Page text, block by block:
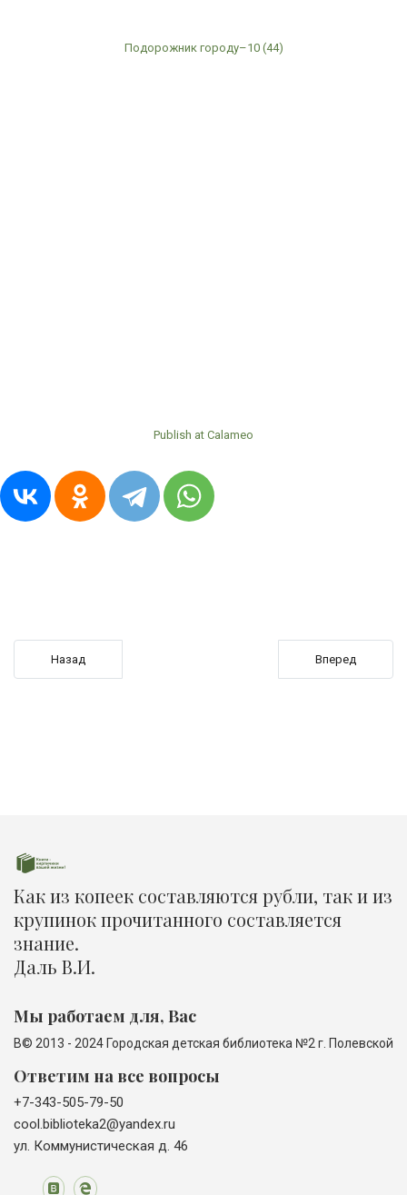
Подорожник городу–10 (44)
Publish at Calameo
Предыдущий: Подорожник городу 45
Назад Следующий:
Вперед
Как из копеек составляются рубли, так и из
крупинок прочитанного составляется
знание.
Даль В.И.
Мы работаем для, Вас
В© 2013 - 2024 Городская детская библиотека №2 г. Полевской
Ответим на все вопросы
+7-343-505-79-50
cool.biblioteka2@yandex.ru
ул. Коммунистическая д. 46